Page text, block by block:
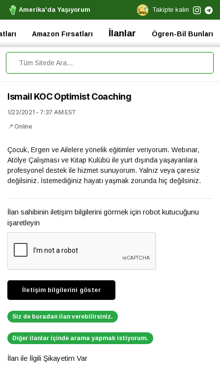
Amerika'da Yaşıyorum Takipte kalın
Amazon Fırsatları İlanlar Ögren-Bil Bunları
Ismail KOC Optimist Coaching
1/23/2021 - 7:37 AM EST
📍 Online
Çocuk, Ergen ve Ailelere yönelik eğitimler veriyorum. Webınar,
Atölye Çalışması ve Kitap Kulübü ile yurt dışında yaşayanlara
profesyonel destek ile hizmet sunuyorum. Yalnız veya çaresiz
değilsiniz. İstemediğiniz hayatı yaşmak zorunda hiç değilsiniz.
İlan sahibinin iletişim bilgilerini görmek için robot kutucuğunu
işaretleyin
Siz de buradan ilan verebilirsiniz.
Diğer ilanlar içinde arama yapmak istiyorum.
İlan ile İlgili Şikayetim Var